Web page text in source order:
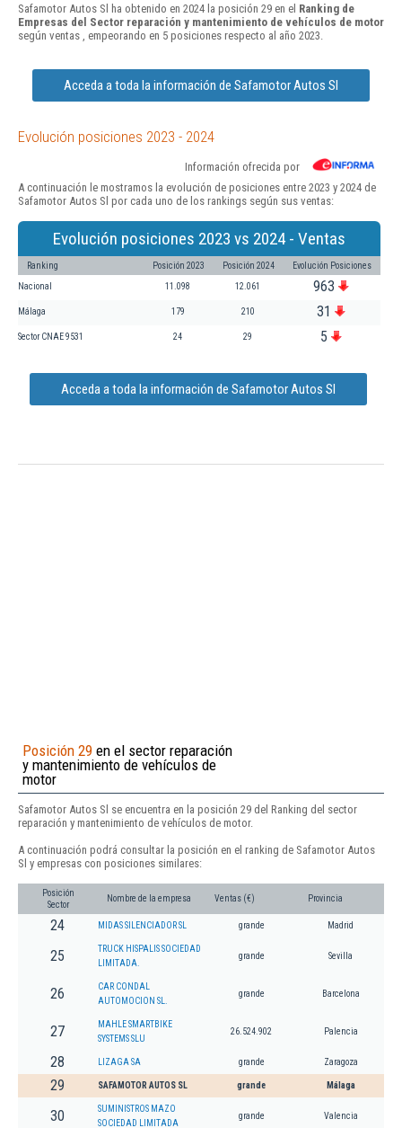
Safamotor Autos Sl ha obtenido en 2024 la posición 29 en el Ranking de
Empresas del Sector reparación y mantenimiento de vehículos de motor
según ventas , empeorando en 5 posiciones respecto al año 2023.
Acceda a toda la información de Safamotor Autos Sl
Evolución posiciones 2023 - 2024
Información ofrecida por
A continuación le mostramos la evolución de posiciones entre 2023 y 2024 de
Safamotor Autos Sl por cada uno de los rankings según sus ventas:
Evolución posiciones 2023 vs 2024 - Ventas
Ranking Posición 2023 Posición 2024 Evolución Posiciones
Nacional 11.098 12.061 963
Málaga 179 210 31
Sector CNAE 9531 24 29 5
Acceda a toda la información de Safamotor Autos Sl
Posición 29 en el sector reparación
y mantenimiento de vehículos de
motor
Safamotor Autos Sl se encuentra en la posición 29 del Ranking del sector
reparación y mantenimiento de vehículos de motor.
A continuación podrá consultar la posición en el ranking de Safamotor Autos
Sl y empresas con posiciones similares:
Posición
Sector
Nombre de la empresa Ventas (€) Provincia
24 MIDAS SILENCIADOR SL grande Madrid
25
TRUCK HISPALIS SOCIEDAD
LIMITADA.
grande Sevilla
26
CAR CONDAL
AUTOMOCION SL.
grande Barcelona
27
MAHLE SMARTBIKE
SYSTEMS SLU
26.524.902 Palencia
28 LIZAGA SA grande Zaragoza
29 SAFAMOTOR AUTOS SL grande Málaga
30
SUMINISTROS MAZO
SOCIEDAD LIMITADA
grande Valencia